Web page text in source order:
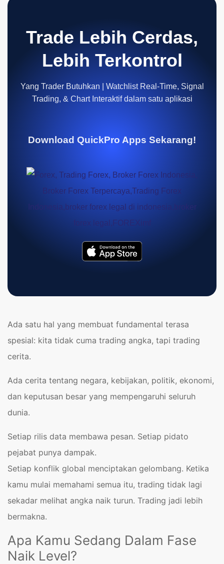
Trade Lebih Cerdas,
Lebih Terkontrol
Yang Trader Butuhkan | Watchlist Real-Time, Signal
Trading, & Chart Interaktif dalam satu aplikasi
Download QuickPro Apps Sekarang!
Ada satu hal yang membuat fundamental terasa
spesial: kita tidak cuma trading angka, tapi trading
cerita.
Ada cerita tentang negara, kebijakan, politik, ekonomi,
dan keputusan besar yang mempengaruhi seluruh
dunia.
Setiap rilis data membawa pesan. Setiap pidato
pejabat punya dampak.
Setiap konflik global menciptakan gelombang. Ketika
kamu mulai memahami semua itu, trading tidak lagi
sekadar melihat angka naik turun. Trading jadi lebih
bermakna.
Apa Kamu Sedang Dalam Fase
Naik Level?